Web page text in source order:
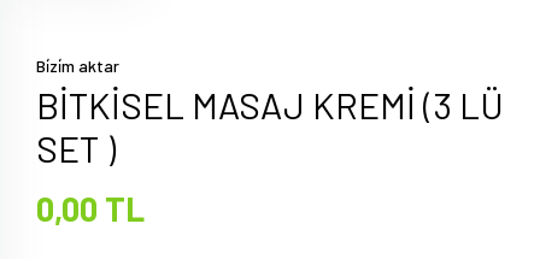
Bi̇zi̇m aktar
BİTKİSEL MASAJ KREMİ (3 LÜ
SET )
0,00 TL